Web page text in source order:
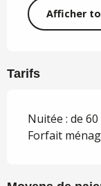
Afficher
Tarifs
Nuitée : de 60
Forfait